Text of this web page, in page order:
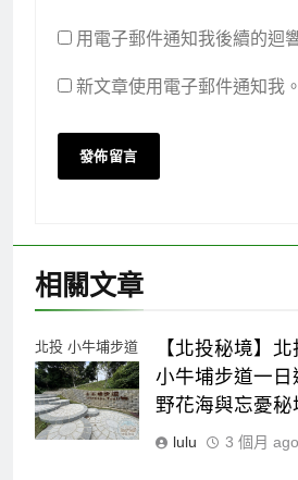
相關文章
北投 小牛埔步道
雲海平台
【北投秘境】
小牛埔步道一日